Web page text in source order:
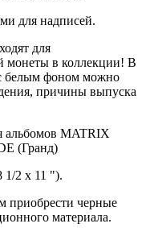
для надписей.
для
монеты в коллекции! В
белым фоном можно
причины выпуска
альбомов MATRIX
(Гранд)
1/2 х 11 ").
приобрести черные
материала.